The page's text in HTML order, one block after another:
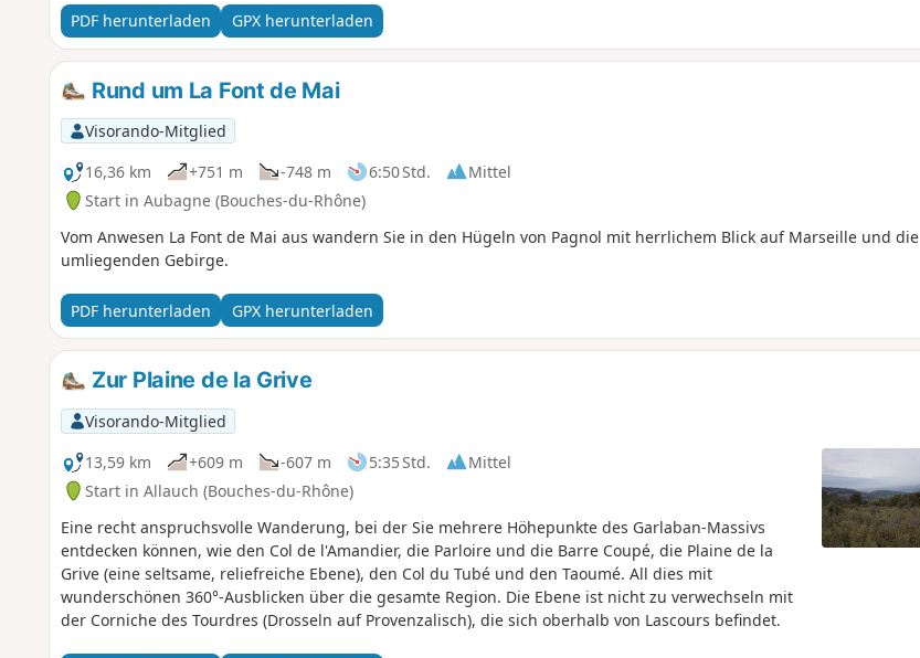
PDF herunterladen GPX herunterladen
Rund um La Font de Mai
Visorando-Mitglied
16,36 km
+751 m -748 m 6:50 Std.
Mittel
Start in Aubagne (Bouches-du-Rhône)
Vom Anwesen La Font de Mai aus wandern Sie in den Hügeln von Pagnol mit herrlichem Blick auf Marseille und die
umliegenden Gebirge.
PDF herunterladen GPX herunterladen
Zur Plaine de la Grive
Visorando-Mitglied
13,59 km
+609 m -607 m 5:35 Std.
Mittel
Start in Allauch (Bouches-du-Rhône)
Eine recht anspruchsvolle Wanderung, bei der Sie mehrere Höhepunkte des Garlaban-Massivs
entdecken können, wie den Col de l'Amandier, die Parloire und die Barre Coupé, die Plaine de la
Grive (eine seltsame, reliefreiche Ebene), den Col du Tubé und den Taoumé. All dies mit
wunderschönen 360°-Ausblicken über die gesamte Region. Die Ebene ist nicht zu verwechseln mit
der Corniche des Tourdres (Drosseln auf Provenzalisch), die sich oberhalb von Lascours befindet.